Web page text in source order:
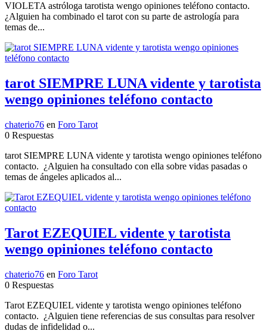
VIOLETA astróloga tarotista wengo opiniones teléfono contacto.
¿Alguien ha combinado el tarot con su parte de astrología para
temas de...
tarot SIEMPRE LUNA vidente y tarotista
wengo opiniones teléfono contacto
chaterio76 en Foro Tarot
0 Respuestas
tarot SIEMPRE LUNA vidente y tarotista wengo opiniones teléfono
contacto. ¿Alguien ha consultado con ella sobre vidas pasadas o
temas de ángeles aplicados al...
Tarot EZEQUIEL vidente y tarotista
wengo opiniones teléfono contacto
chaterio76 en Foro Tarot
0 Respuestas
Tarot EZEQUIEL vidente y tarotista wengo opiniones teléfono
contacto. ¿Alguien tiene referencias de sus consultas para resolver
dudas de infidelidad o...